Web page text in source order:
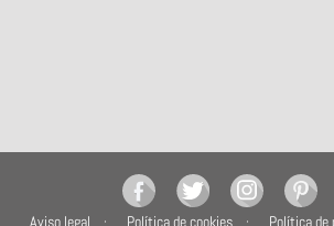
Aviso legal Política de cookies Política de